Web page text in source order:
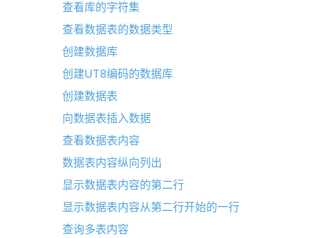
查看库的字符集
查看数据表的数据类型
创建数据库
创建UT8编码的数据库
创建数据表
向数据表插入数据
查看数据表内容
数据表内容纵向列出
显示数据表内容的第二行
显示数据表内容从第二行开始的一行
查询多表内容